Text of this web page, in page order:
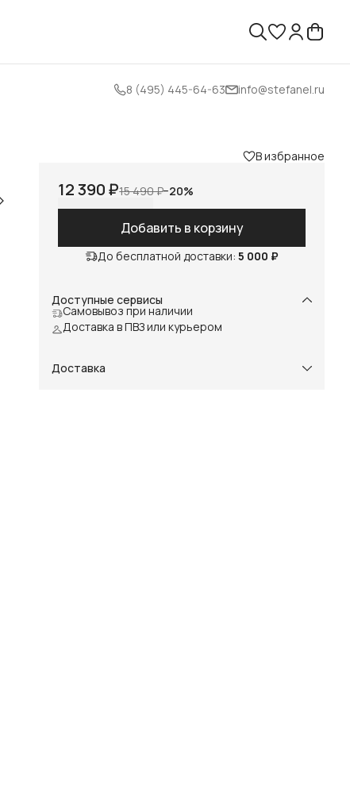
8 (495) 445-64-63 info@stefanel.ru
В избранное
12 390 ₽15 490 ₽−20%
Добавить в корзину
До бесплатной доставки: 5 000 ₽
Доступные сервисы
Самовывоз при наличии
Доставка в ПВЗ или курьером
Доставка